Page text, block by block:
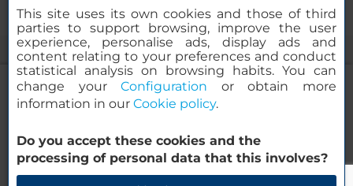
nhow Lima
© 2000-2026 MINOR HOTELS EUROPE & AMERICAS Santa Engracia
120. 28003 Madrid, Spanje
This site uses its own cookies and those of third
parties to support browsing, improve the user
experience, personalise ads, display ads and
content relating to your preferences and conduct
statistical analysis on browsing habits. You can
change yourConfiguration or obtain more
information in our Cookie policy.
Do you accept these cookies and the
processing of personal data that this involves?